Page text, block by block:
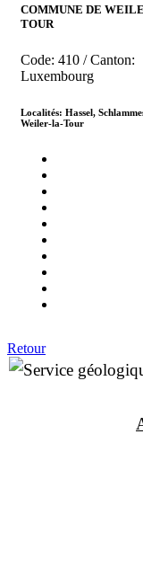
COMMUNE DE
TOUR
Code: 410 / Canton:
Luxembourg
Localités: Hassel,
Weiler-la-Tour
Retour